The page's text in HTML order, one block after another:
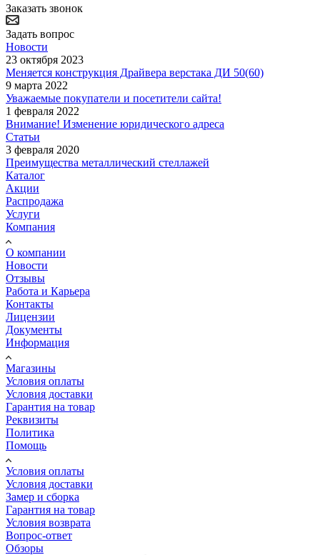
Заказать звонок
Задать вопрос
Новости
23 октября 2023
Меняется конструкция Драйвера верстака ДИ 50(60)
9 марта 2022
Уважаемые покупатели и посетители сайта!
1 февраля 2022
Внимание! Изменение юридического адреса
Статьи
3 февраля 2020
Преимущества металлический стеллажей
Каталог
Акции
Распродажа
Услуги
Компания
О компании
Новости
Отзывы
Работа и Карьера
Контакты
Лицензии
Документы
Информация
Магазины
Условия оплаты
Условия доставки
Гарантия на товар
Реквизиты
Политика
Помощь
Условия оплаты
Условия доставки
Замер и сборка
Гарантия на товар
Условия возврата
Вопрос-ответ
Обзоры